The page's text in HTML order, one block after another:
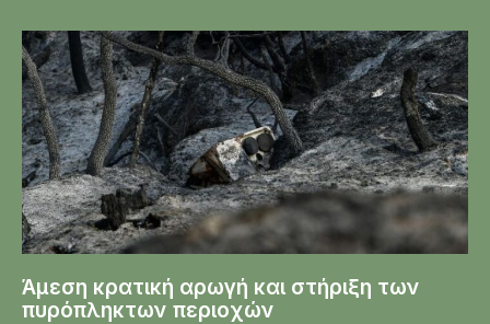
Άμεση κρατική αρωγή και στήριξη των
πυρόπληκτων περιοχών